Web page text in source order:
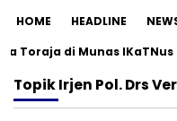
HOME HEADLINE
di Munas IKaTNus
TopikIrjen Pol. Drs